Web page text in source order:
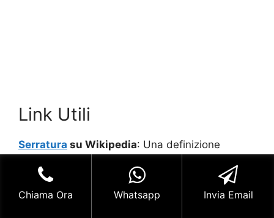
Link Utili
Serratura su Wikipedia: Una definizione
on line.
Chiama Ora Whatsapp Invia Email